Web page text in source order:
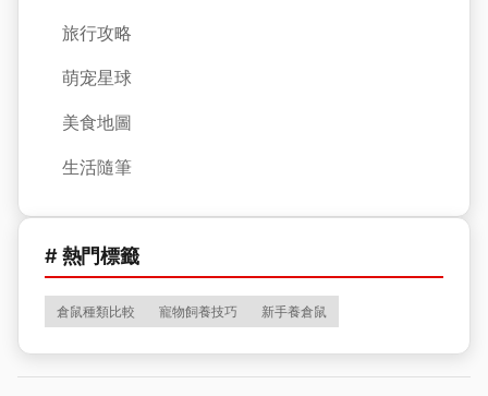
旅行攻略
萌宠星球
美食地圖
生活隨筆
# 熱門標籤
倉鼠種類比較 寵物飼養技巧 新手養倉鼠